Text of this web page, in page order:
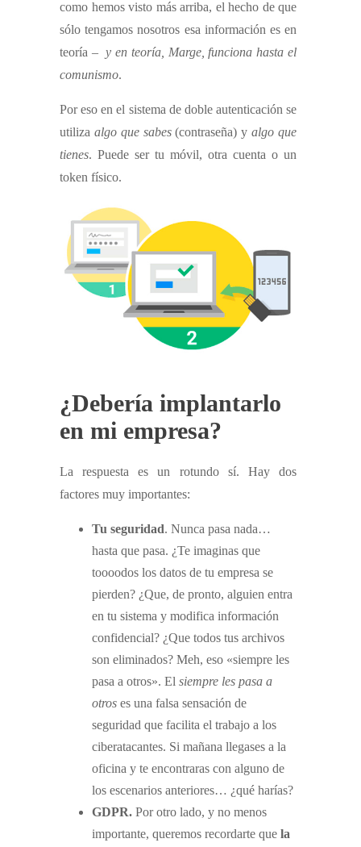
como hemos visto más arriba, el hecho de que
sólo tengamos nosotros esa información es en
teoría – y en teoría, Marge, funciona hasta el
comunismo.
Por eso en el sistema de doble autenticación se
utiliza algo que sabes(contraseña) yalgo que
tienes. Puede ser tu móvil, otra cuenta o un
token físico.
¿Debería implantarlo
en mi empresa?
La respuesta es un rotundo sí. Hay dos
factores muy importantes:
Tu seguridad. Nunca pasa nada…
hasta que pasa. ¿Te imaginas que
toooodos los datos de tu empresa se
pierden? ¿Que, de pronto, alguien entra
en tu sistema y modifica información
confidencial? ¿Que todos tus archivos
son eliminados? Meh, eso «siempre les
pasa a otros». El siempre les pasa a
otros es una falsa sensación de
seguridad que facilita el trabajo a los
ciberatacantes. Si mañana llegases a la
oficina y te encontraras con alguno de
los escenarios anteriores… ¿qué harías?
GDPR. Por otro lado, y no menos
importante, queremos recordarte que la